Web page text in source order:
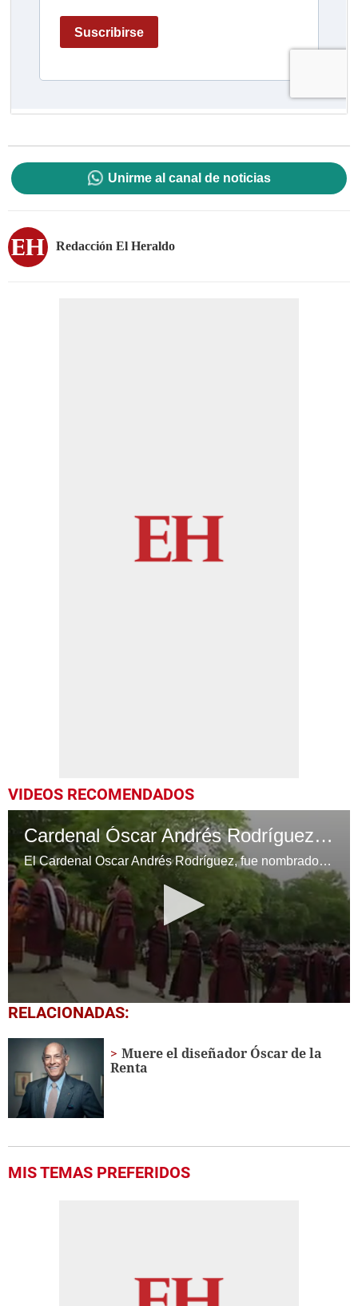
Unirme al canal de noticias
Redacción El Heraldo
VIDEOS RECOMENDADOS
Cardenal Óscar Andrés Rodríguez recibe doctorado honorífico
El Cardenal Óscar Andrés Rodríguez, fue nombrado con Doctorado Honorífico de la Universidad de Fordham.
0
seconds
seconds
RELACIONADAS:
Muere el diseñador Óscar de la
Renta
MIS TEMAS PREFERIDOS